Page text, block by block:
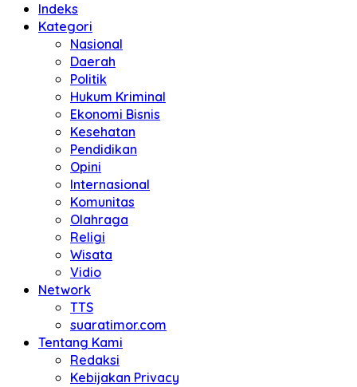
Indeks
Kategori
Nasional
Daerah
Politik
Hukum Kriminal
Ekonomi Bisnis
Kesehatan
Pendidikan
Opini
Internasional
Komunitas
Olahraga
Religi
Wisata
Vidio
Network
TTS
suaratimor.com
Tentang Kami
Redaksi
Kebijakan Privacy